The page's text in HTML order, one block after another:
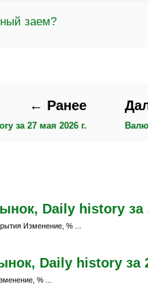
заем?
← Ранее
за 27 мая 2026 г.
Daily history за
Изменение, % ...
Daily history за
% ...